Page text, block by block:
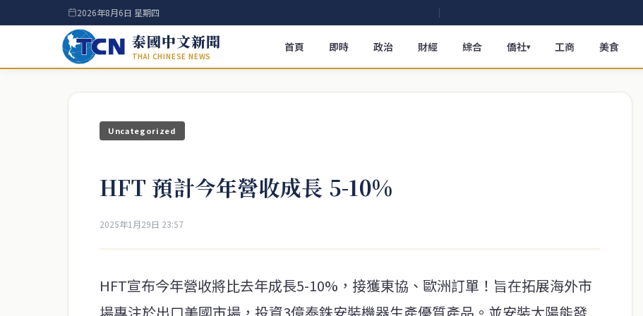
2026年8月6日 星期四
泰國中文新聞
THAI CHINESE NEWS
首頁 即時 政治 財經 綜合 僑社▾ 工商 美食
Uncategorized
HFT 預計今年營收成長 5-10%
2025年1月29日 23:57
HFT宣布今年營收將比去年成長5-10%，接獲東協、歐洲訂單！旨在拓展海外市